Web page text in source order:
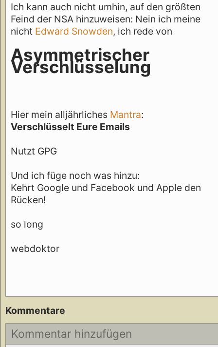
Ich kann auch nicht umhin, auf den größten
Feind der NSA hinzuweisen: Nein ich meine
nicht Edward Snowden, ich rede von
Asymmetrischer
Verschlüsselung
Hier mein alljährliches Mantra:
Verschlüsselt Eure Emails
Nutzt GPG
Und ich füge noch was hinzu:
Kehrt Google und Facebook und Apple den
Rücken!
so long
webdoktor
Kommentare
Kommentar hinzufügen